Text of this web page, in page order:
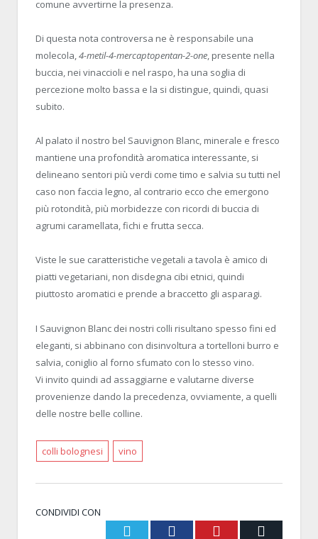
comune avvertirne la presenza.
Di questa nota controversa ne è responsabile una
molecola,4-metil-4-mercaptopentan-2-one, presente nella
buccia, nei vinaccioli e nel raspo, ha una soglia di
percezione molto bassa e la si distingue, quindi, quasi
subito.
Al palato il nostro bel Sauvignon Blanc, minerale e fresco
mantiene una profondità aromatica interessante, si
delineano sentori più verdi come timo e salvia su tutti nel
caso non faccia legno, al contrario ecco che emergono
più rotondità, più morbidezze con ricordi di buccia di
agrumi caramellata, fichi e frutta secca.
Viste le sue caratteristiche vegetali a tavola è amico di
piatti vegetariani, non disdegna cibi etnici, quindi
piuttosto aromatici e prende a braccetto gli asparagi.
I Sauvignon Blanc dei nostri colli risultano spesso fini ed
eleganti, si abbinano con disinvoltura a tortelloni burro e
salvia, coniglio al forno sfumato con lo stesso vino.
Vi invito quindi ad assaggiarne e valutarne diverse
provenienze dando la precedenza, ovviamente, a quelli
delle nostre belle colline.
colli bolognesi vino
CONDIVIDI CON
Twitter Facebook Pinterest